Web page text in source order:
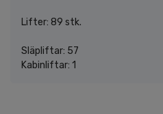
Lifter: 89 stk.
Släpliftar: 57
Kabinliftar: 1